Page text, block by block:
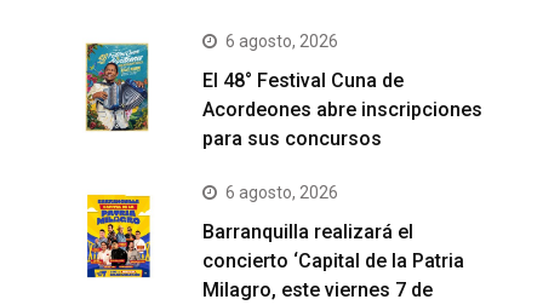
6 agosto, 2026
El 48° Festival Cuna de
Acordeones abre inscripciones
para sus concursos
6 agosto, 2026
Barranquilla realizará el
concierto ‘Capital de la Patria
Milagro, este viernes 7 de